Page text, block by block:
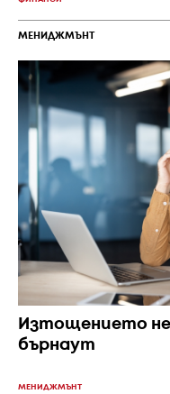
МЕНИДЖМЪНТ
Изтощението не
бърнаут
МЕНИДЖМЪНТ